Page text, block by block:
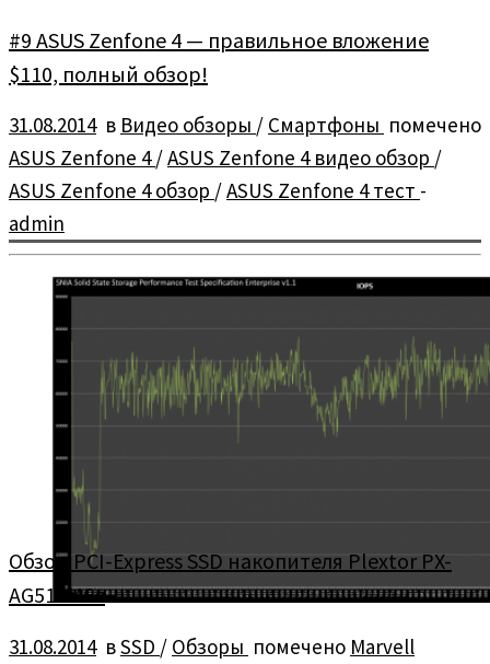
#9 ASUS Zenfone 4 — правильное вложение
$110, полный обзор!
31.08.2014в Видео обзоры / Смартфоны помечено
ASUS Zenfone 4/ASUS Zenfone 4 видео обзор /
ASUS Zenfone 4 обзор /ASUS Zenfone 4 тест -
admin
Обзор PCI-Express SSD накопителя Plextor PX-
AG512M6e
31.08.2014вSSD / Обзоры помечено Marvell